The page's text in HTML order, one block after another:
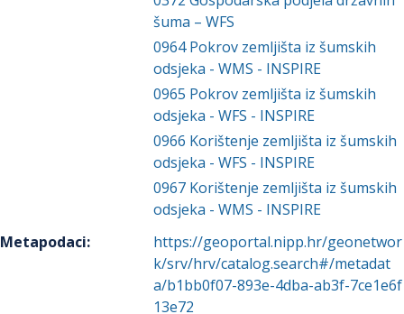
šuma – WFS
0964 Pokrov zemljišta iz šumskih
odsjeka - WMS - INSPIRE
0965 Pokrov zemljišta iz šumskih
odsjeka - WFS - INSPIRE
0966 Korištenje zemljišta iz šumskih
odsjeka - WFS - INSPIRE
0967 Korištenje zemljišta iz šumskih
odsjeka - WMS - INSPIRE
Metapodaci:
https://geoportal.nipp.hr/geonetwor
k/srv/hrv/catalog.search#/metadat
a/b1bb0f07-893e-4dba-ab3f-7ce1e6f
13e72